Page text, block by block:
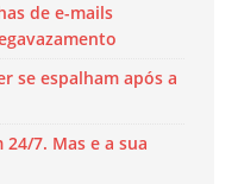
de e-mails
se espalham após a
7. Mas e a sua